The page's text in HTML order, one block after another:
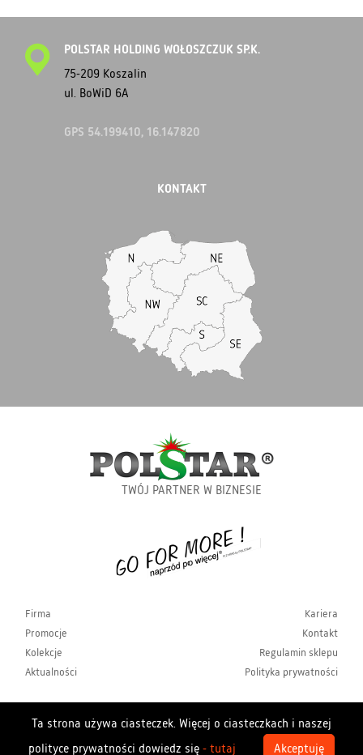
Ta strona używa ciasteczek. Więcej o ciasteczkach i naszej
polityce prywatności dowiedz się - tutaj Akceptuję
POLSTAR HOLDING WOŁOSZCZUK SP.K.
75-209 Koszalin
ul. BoWiD 6A
GPS 54.199410, 16.147820
KONTAKT
TWÓJ PARTNER W BIZNESIE
Firma
Promocje
Kolekcje
Aktualności
Kariera
Kontakt
Regulamin sklepu
Polityka prywatności
Copyrights Polstar 2026. All rights reserved. Polstar